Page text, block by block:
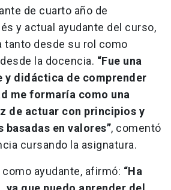
de cuarto año de
y actual ayudante del curso,
tanto desde su rol como
la docencia. “Fue una
y didáctica de comprender
me formaría como una
de actuar con principios y
en valores”, comentó
cursando la asignatura.
ayudante, afirmó: “Ha